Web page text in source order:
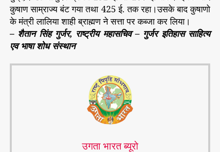
कुषाण साम्राज्य बंट गया तथा 425 ई. तक रहा।उसके बाद कुषाणो
के मंत्री लालिया शाही ब्राह्मण ने सत्ता पर कब्जा कर लिया।
– शैतान सिंह गुर्जर, राष्ट्रीय महासचिव – गुर्जर इतिहास साहित्य
एव भाषा शोध संस्थान
उगता भारत ब्यूरो